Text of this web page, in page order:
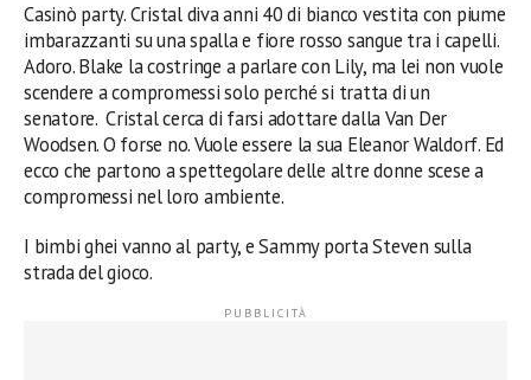
Casinò party. Cristal diva anni 40 di bianco vestita con piume
imbarazzanti su una spalla e fiore rosso sangue tra i capelli.
Adoro. Blake la costringe a parlare con Lily, ma lei non vuole
scendere a compromessi solo perché si tratta di un
senatore. Cristal cerca di farsi adottare dalla Van Der
Woodsen. O forse no. Vuole essere la sua Eleanor Waldorf. Ed
ecco che partono a spettegolare delle altre donne scese a
compromessi nel loro ambiente.
I bimbi ghei vanno al party, e Sammy porta Steven sulla
strada del gioco.